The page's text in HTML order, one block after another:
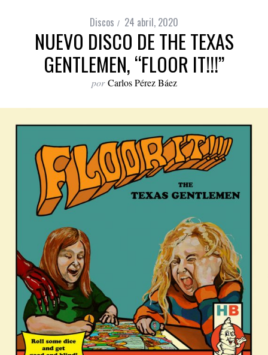
Discos 24 abril, 2020
NUEVO DISCO DE THE TEXAS
GENTLEMEN, “FLOOR IT!!!”
por Carlos Pérez Báez